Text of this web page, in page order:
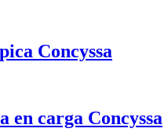
Concyssa
en carga Concyssa